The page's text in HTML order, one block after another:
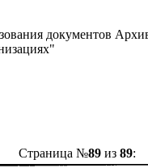
документов
Страница №89из 89: